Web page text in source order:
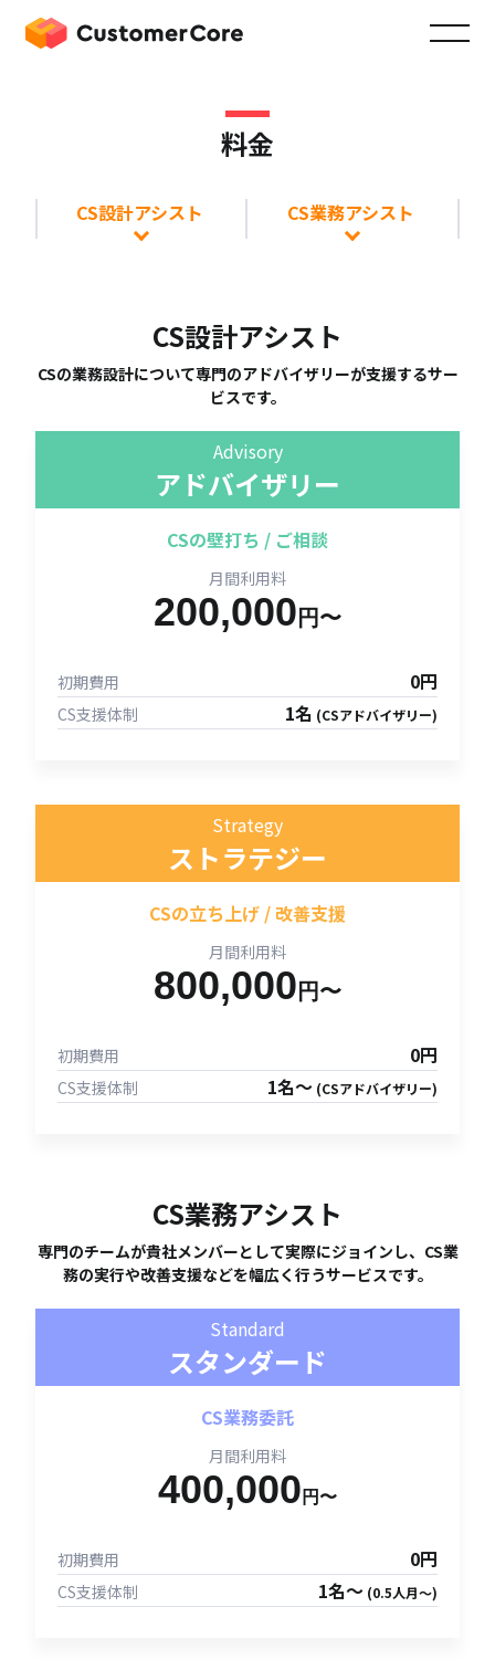
料金
CS設計アシスト CS業務アシスト
CS設計アシスト
CSの業務設計について専門のアドバイザリーが支援するサー
ビスです。
Advisory
アドバイザリー
CSの壁打ち / ご相談
月間利用料
200,000 円〜
初期費用 0円
CS支援体制 1名 (CSアドバイザリー)
Strategy
ストラテジー
CSの立ち上げ / 改善支援
月間利用料
800,000 円〜
初期費用 0円
CS支援体制 1名〜 (CSアドバイザリー)
CS業務アシスト
専門のチームが貴社メンバーとして実際にジョインし、CS業
務の実行や改善支援などを幅広く行うサービスです。
Standard
スタンダード
CS業務委託
月間利用料
400,000 円〜
初期費用 0円
CS支援体制 1名〜 (0.5人月〜)